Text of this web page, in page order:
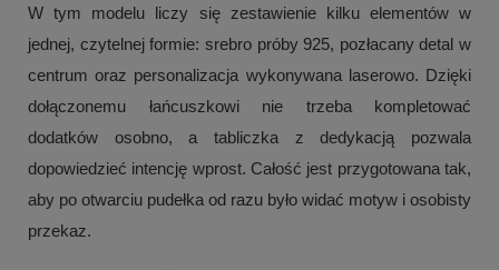
W tym modelu liczy się zestawienie kilku elementów w
jednej, czytelnej formie: srebro próby 925, pozłacany detal w
centrum oraz personalizacja wykonywana laserowo. Dzięki
dołączonemu łańcuszkowi nie trzeba kompletować
dodatków osobno, a tabliczka z dedykacją pozwala
dopowiedzieć intencję wprost. Całość jest przygotowana tak,
aby po otwarciu pudełka od razu było widać motyw i osobisty
przekaz.